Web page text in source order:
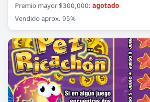
Premio mayor $300,000: agotado
Vendido aprox. 95%